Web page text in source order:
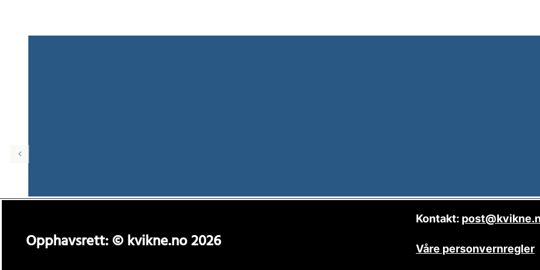
Opphavsrett: © kvikne.no 2026
Kontakt:
Våre personvernregler